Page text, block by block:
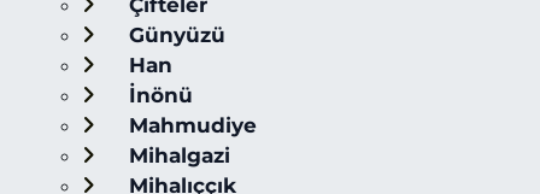
Çifteler
Günyüzü
Han
İnönü
Mahmudiye
Mihalgazi
Mihalıççık